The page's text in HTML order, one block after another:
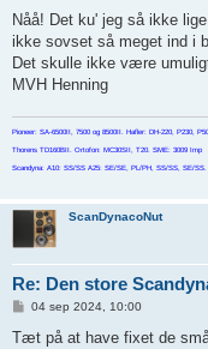
d
æ
g
Nåå! Det ku' jeg så ikke
ikke sovset så meget ind i
Det skulle ikke være
MVH Henning
Pioneer: SA-6500II, 7500 og 8500II. Hafler: DH-220, P230,
Thorens TD160BII. Ortofon: MC30SII, T20. SME: 3009 Imp
Scandyna: A10: SS/SS A25: SE/SE, PL/PH, SS/SS, SE/
ScanDynacoNut
Re: Den store
d
04 sep 2024, 10:00
Tæt på at have fixet de